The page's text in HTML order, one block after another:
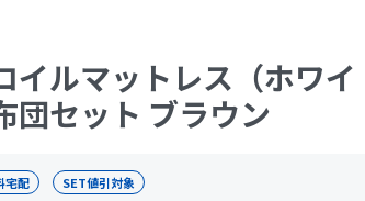
イルマットレス（ホワイ
団セット ブラウン
宅配 SET値引対象